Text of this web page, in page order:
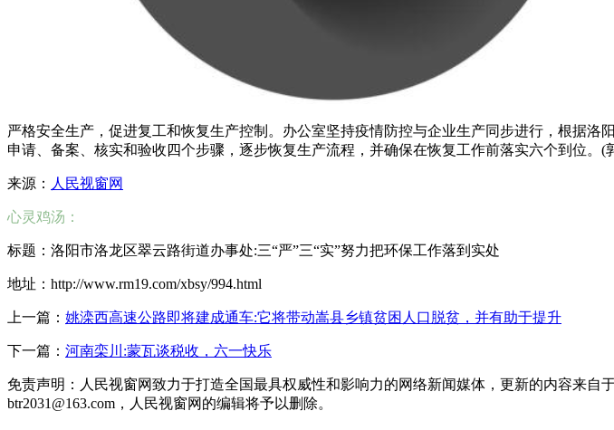
严格安全生产，促进复工和恢复生产控制。办公室坚持疫情防控与企业生产同步进行，根据
申请、备案、核实和验收四个步骤，逐步恢复生产流程，并确保在恢复工作前落实六个到位。(
来源： 人民视窗网
心灵鸡汤：
标题：洛阳市洛龙区翠云路街道办事处:三“严”三“实”努力把环保工作落到实处
地址：http://www.rm19.com/xbsy/994.html
上一篇： 姚滦西高速公路即将建成通车:它将带动嵩县乡镇贫困人口脱贫，并有助于提升
下一篇： 河南栾川:蒙瓦谈税收，六一快乐
免责声明：人民视窗网致力于打造全国最具权威性和影响力的网络新闻媒体，更新的内容来
btr2031@163.com，人民视窗网的编辑将予以删除。